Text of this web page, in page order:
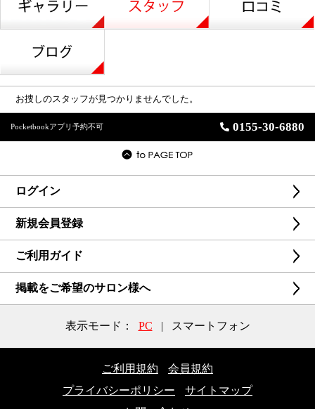
お捜しのスタッフが見つかりませんでした。
Pocketbookアプリ予約不可 0155-30-6880
ログイン
新規会員登録
ご利用ガイド
掲載をご希望のサロン様へ
表示モード： PC | スマートフォン
ご利用規約
会員規約
プライバシーポリシー
サイトマップ